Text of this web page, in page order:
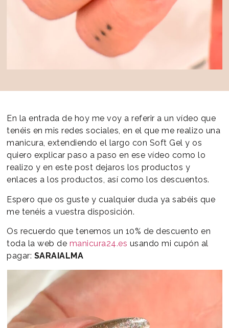
En la entrada de hoy me voy a referir a un vídeo que
tenéis en mis redes sociales, en el que me realizo una
manicura, extendiendo el largo con Soft Gel y os
quiero explicar paso a paso en ese vídeo como lo
realizo y en este post dejaros los productos y
enlaces a los productos, así como los descuentos.
Espero que os guste y cualquier duda ya sabéis que
me tenéis a vuestra disposición.
Os recuerdo que tenemos un 10% de descuento en
toda la web de manicura24.es usando mi cupón al
pagar: SARAIALMA